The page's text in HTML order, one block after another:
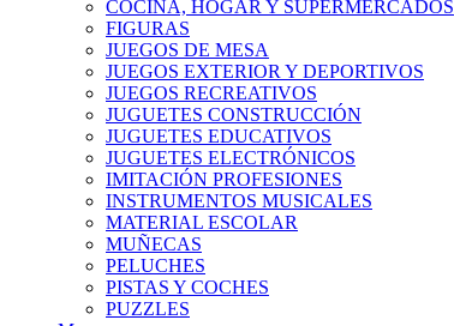
COCINA, HOGAR Y SUPERMERCADOS
FIGURAS
JUEGOS DE MESA
JUEGOS EXTERIOR Y DEPORTIVOS
JUEGOS RECREATIVOS
JUGUETES CONSTRUCCIÓN
JUGUETES EDUCATIVOS
JUGUETES ELECTRÓNICOS
IMITACIÓN PROFESIONES
INSTRUMENTOS MUSICALES
MATERIAL ESCOLAR
MUÑECAS
PELUCHES
PISTAS Y COCHES
PUZZLES